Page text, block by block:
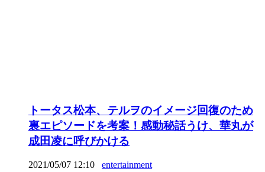
トータス松本、テルヲのイメージ回復のため
裏エピソードを考案！感動秘話うけ、華丸が
成田凌に呼びかける
2021/05/07 12:10 entertainment